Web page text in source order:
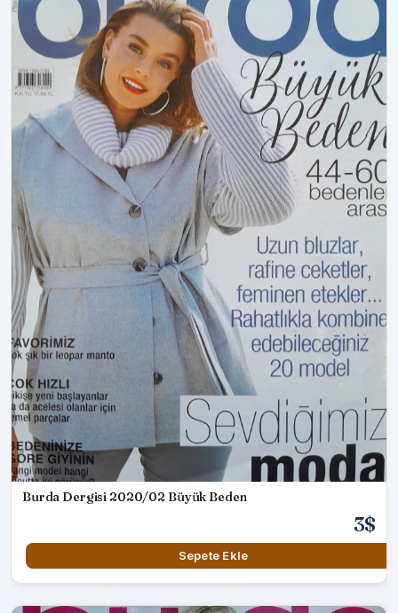
Burda Dergisi 2020/02 Büyük Beden
3$
Sepete Ekle